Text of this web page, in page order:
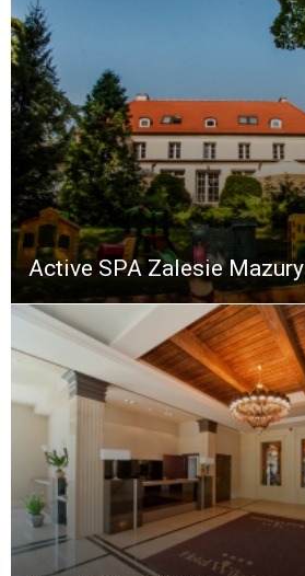
Active SPA Zalesie Mazury